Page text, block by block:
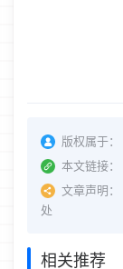
版权属于：
本文链接：
文章声明：
处
相关推荐